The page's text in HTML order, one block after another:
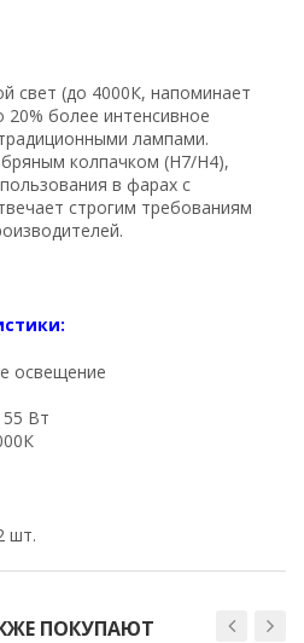
свет (до 4000К, напоминает
более интенсивное
лампами.
колпачком (H7/H4),
в фарах с
строгим требованиям
освещение
Вт
шт.
ПОКУПАЮТ